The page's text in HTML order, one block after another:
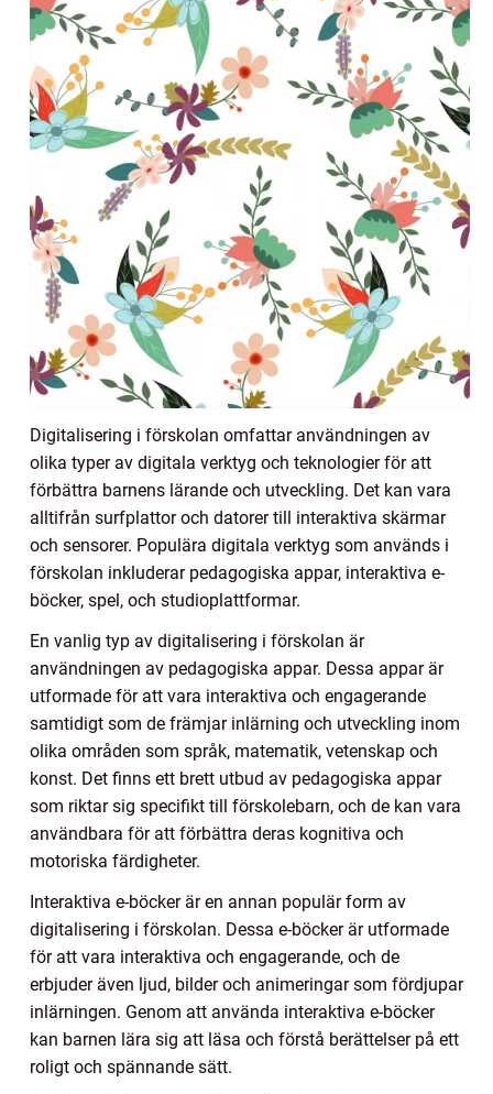
Digitalisering i förskolan omfattar användningen av
olika typer av digitala verktyg och teknologier för att
förbättra barnens lärande och utveckling. Det kan vara
alltifrån surfplattor och datorer till interaktiva skärmar
och sensorer. Populära digitala verktyg som används i
förskolan inkluderar pedagogiska appar, interaktiva e-
böcker, spel, och studioplattformar.
En vanlig typ av digitalisering i förskolan är
användningen av pedagogiska appar. Dessa appar är
utformade för att vara interaktiva och engagerande
samtidigt som de främjar inlärning och utveckling inom
olika områden som språk, matematik, vetenskap och
konst. Det finns ett brett utbud av pedagogiska appar
som riktar sig specifikt till förskolebarn, och de kan vara
användbara för att förbättra deras kognitiva och
motoriska färdigheter.
Interaktiva e-böcker är en annan populär form av
digitalisering i förskolan. Dessa e-böcker är utformade
för att vara interaktiva och engagerande, och de
erbjuder även ljud, bilder och animeringar som fördjupar
inlärningen. Genom att använda interaktiva e-böcker
kan barnen lära sig att läsa och förstå berättelser på ett
roligt och spännande sätt.